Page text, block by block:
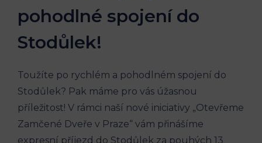
pohodlné spojení do
Stodůlek!
Toužíte po rychlém a pohodlném spojení‌ do
Stodůlek? Pak máme pro vás úžasnou
příležitost! V rámci naší nové iniciativy „Otevřeme
Zamčené Dveře v Praze“ ⁤vám přinášíme
expresní⁣ příjezd do ⁣Stodůlek za pouhých⁣ 13